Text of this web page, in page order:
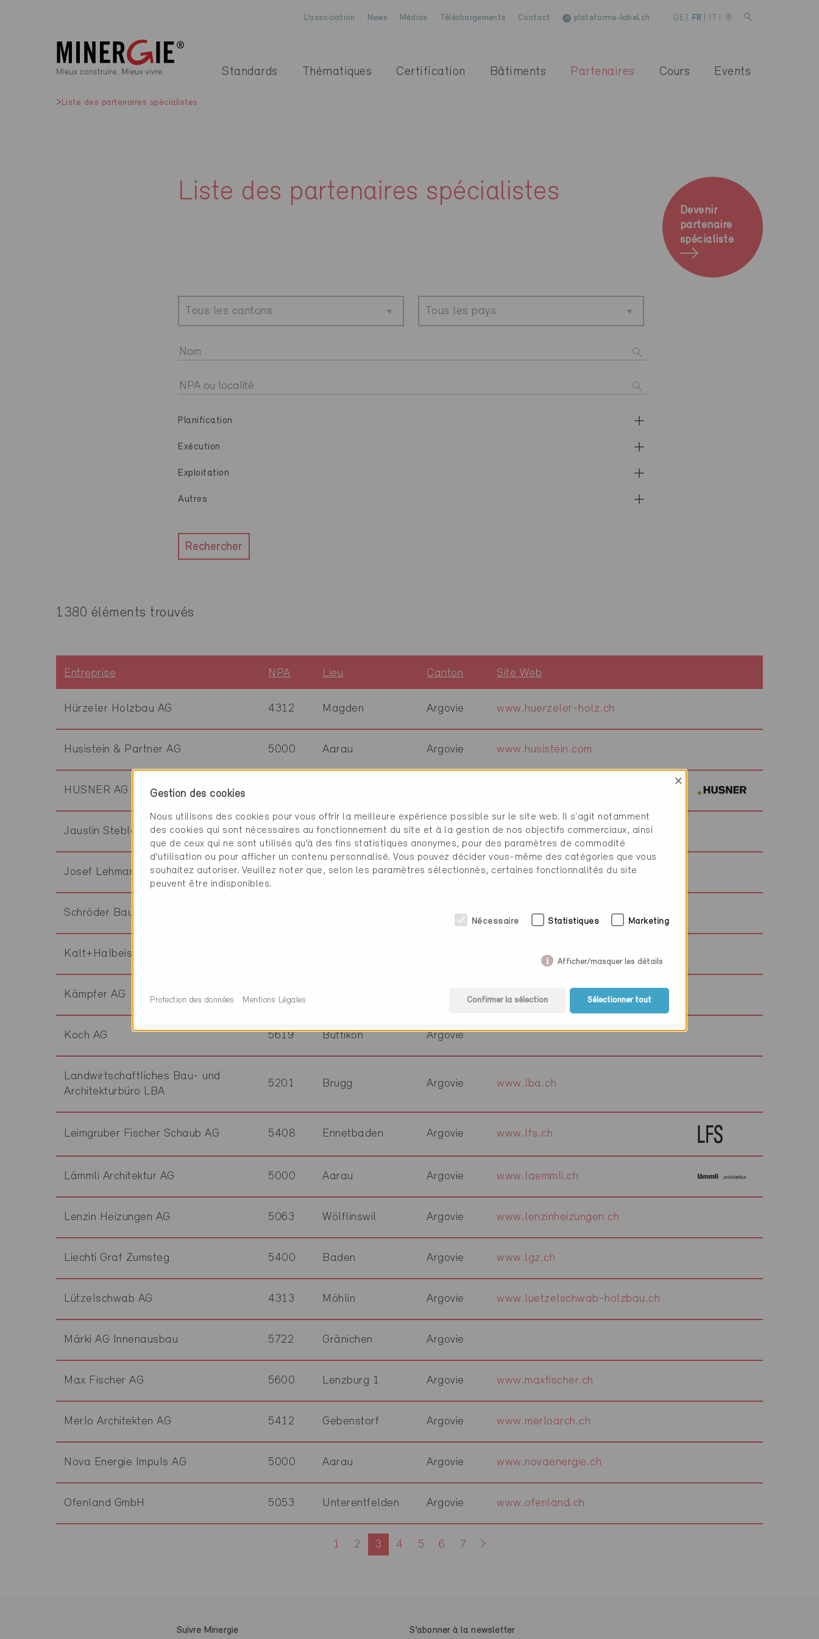
L’association News Médias Téléchargements Contact plateforme-label.ch DE FR
Standards Thématiques Certification Bâtiments Partenaires Cours Events
Liste des partenaires spécialistes
Liste des partenaires spécialistes
Devenir
partenaire
spécialiste
Tous les cantons Tous les pays
Planification
Exécution
Exploitation
Autres
Rechercher
1380 éléments trouvés
Entreprise NPA Lieu Canton Site Web
Hürzeler Holzbau AG 4312 Magden Argovie www.huerzeler-holz.ch
Husistein & Partner AG 5000 Aarau Argovie www.husistein.com
HUSNER AG Holzbau
Jauslin Stebler AG 4310 Rheinfelden Argovie www.jauslinstebler.ch
Josef Lehmann Holzbau AG 5425 Schneisingen Argovie www.lehmann-schneisingen.ch
Schröder Baumanagement GmbH Argovie www.schroeder-ag.ch
Kalt+Halbeisen Ingenieurbüro AG www.kalthalbeisen.ch
Kämpfer AG 5504 www.kaempfer.ag
Koch AG 5619 Büttikon Argovie
Landwirtschaftliches Bau- und
Architekturbüro LBA
5201 Brugg Argovie www.lba.ch
Leimgruber Fischer Schaub AG 5408 Ennetbaden Argovie www.lfs.ch
Lämmli Architektur AG 5000 Aarau Argovie www.laemmli.ch
Lenzin Heizungen AG 5063 Wölflinswil Argovie www.lenzinheizungen.ch
Liechti Graf Zumsteg 5400 Baden Argovie www.lgz.ch
Lützelschwab AG 4313 Möhlin Argovie www.luetzelschwab-holzbau.ch
Märki AG Innenausbau 5722 Gränichen Argovie
Max Fischer AG 5600 Lenzburg 1 Argovie www.maxfischer.ch
Merlo Architekten AG 5412 Gebenstorf Argovie www.merloarch.ch
Nova Energie Impuls AG 5000 Aarau Argovie www.novaenergie.ch
Ofenland GmbH 5053 Unterentfelden Argovie www.ofenland.ch
1 2 3 4 5 6 7
Suivre Minergie S’abonner à la newsletter
Gestion des cookies
×
Nous utilisons des cookies pour vous offrir la meilleure expérience possible sur le site web. Il s'agit notamment
des cookies qui sont nécessaires au fonctionnement du site et à la gestion de nos objectifs commerciaux, ainsi
que de ceux qui ne sont utilisés qu’à des fins statistiques anonymes, pour des paramètres de commodité
d’utilisation ou pour afficher un contenu personnalisé. Vous pouvez décider vous-même des catégories que vous
souhaitez autoriser. Veuillez noter que, selon les paramètres sélectionnés, certaines fonctionnalités du site
peuvent être indisponibles.
Nécessaire Statistiques Marketing
Afficher/masquer les détails
Confirmer la sélection Sélectionner tout
Protection des données Mentions Légales